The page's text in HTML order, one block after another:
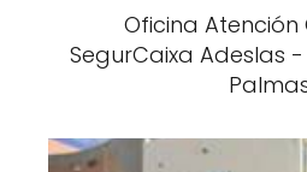
Oficina
SegurCaixa Adeslas